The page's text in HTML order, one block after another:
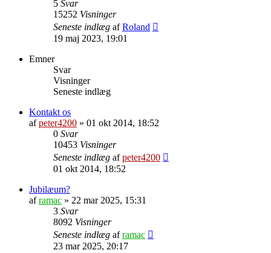
5 Svar
15252 Visninger
Seneste indlæg afRoland
19 maj 2023, 19:01
Emner
Svar
Visninger
Seneste indlæg
Kontakt os
afpeter4200 » 01 okt 2014, 18:52
0 Svar
10453 Visninger
Seneste indlæg afpeter4200
01 okt 2014, 18:52
Jubilæum?
aframac » 22 mar 2025, 15:31
3 Svar
8092 Visninger
Seneste indlæg aframac
23 mar 2025, 20:17